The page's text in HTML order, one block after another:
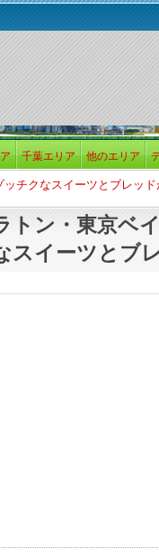
千葉エリア 他のエリア
チクなスイーツとブレッド
トン・東京ベ
スイーツとブ